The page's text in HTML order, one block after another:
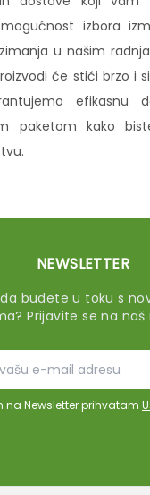
izbora
u našim
će stići brzo i
efikasnu
paketom kako
NEWSLETTER
budete u toku s
Prijavite se na
na Newsletter prihvatam